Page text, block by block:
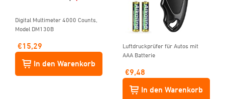
Digital Multimeter 4000 Counts,
Model DM130B
€15,29
In den Warenkorb
Luftdruckprüfer für Autos mit
AAA Batterie
€9,48
In den Warenkorb